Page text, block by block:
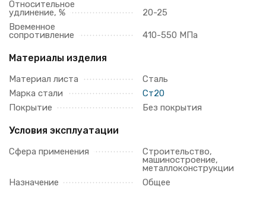
Относительное
удлинение, %
20-25
Временное
сопротивление 410-550 МПа
Материалы изделия
Материал листа
Сталь
Марка стали
Ст20
Покрытие
Без покрытия
Условия эксплуатации
Сфера применения Строительство,
машиностроение,
металлоконструкции
Назначение
Общее